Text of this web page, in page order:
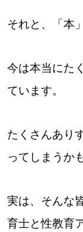
それと、「本
今は本当にた
ています。
たくさんあり
ってしまうか
実は、そんな
育士と性教育